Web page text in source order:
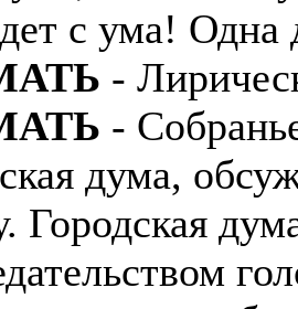
с ума! Одна
-
-
дума,
Городская